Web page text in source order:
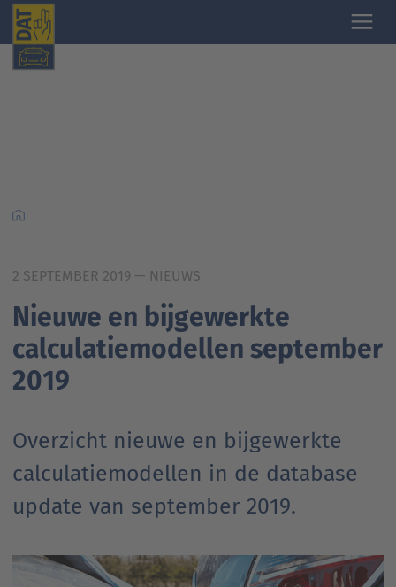
2 SEPTEMBER 2019 — NIEUWS
Nieuwe en bijgewerkte
calculatiemodellen september
2019
Overzicht nieuwe en bijgewerkte
calculatiemodellen in de database
update van september 2019.